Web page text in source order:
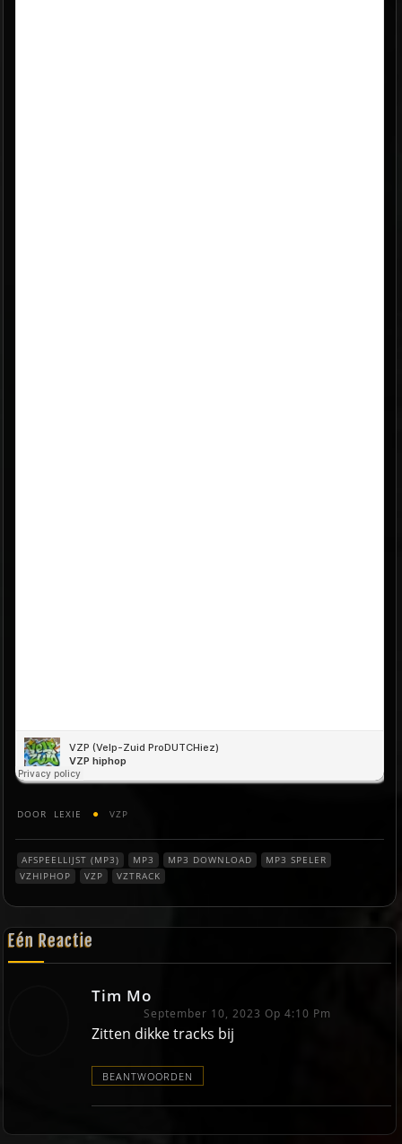
DOOR LEXIE VZP
AFSPEELLIJST (MP3) MP3 MP3 DOWNLOAD
MP3 SPELER
VZHIPHOP
VZP VZTRACK
Eén Reactie
Tim Mo
September 10, 2023 Op 4:10 Pm
Zitten dikke tracks bij
BEANTWOORDEN